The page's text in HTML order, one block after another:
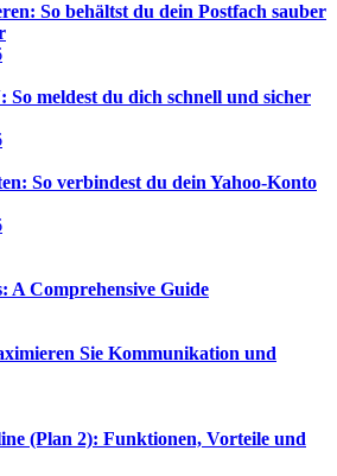
So behältst du dein Postfach sauber
So meldest du dich schnell und sicher
So verbindest du dein Yahoo-Konto
A Comprehensive Guide
Sie Kommunikation und
(Plan 2): Funktionen, Vorteile und